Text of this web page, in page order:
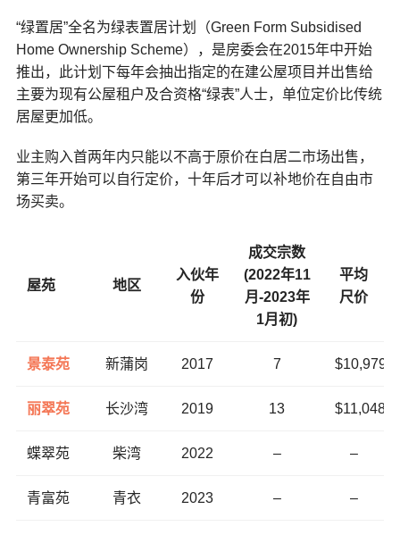
“绿置居”全名为绿表置居计划（Green Form Subsidised
Home Ownership Scheme），是房委会在2015年中开始
推出，此计划下每年会抽出指定的在建公屋项目并出售给
主要为现有公屋租户及合资格“绿表”人士，单位定价比传统
居屋更加低。
业主购入首两年内只能以不高于原价在白居二市场出售，
第三年开始可以自行定价，十年后才可以补地价在自由市
场买卖。
屋苑 地区
入伙年
份
成交宗数
(2022年11
月-2023年
1月初)
平均
尺价
景泰苑 新蒲岗 2017 7 $10,979
丽翠苑 长沙湾 2019 13 $11,048
蝶翠苑 柴湾 2022 – –
青富苑 青衣 2023 – –